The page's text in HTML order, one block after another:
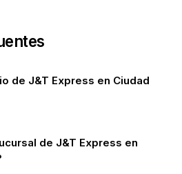
de J&T Express en Ciudad
de J&T Express en